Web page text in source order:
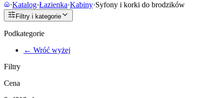
·Katalog·Łazienka·Kabiny·Syfony i korki do brodzików
Filtry i kategorie
Podkategorie
← Wróć wyżej
Filtry
Cena